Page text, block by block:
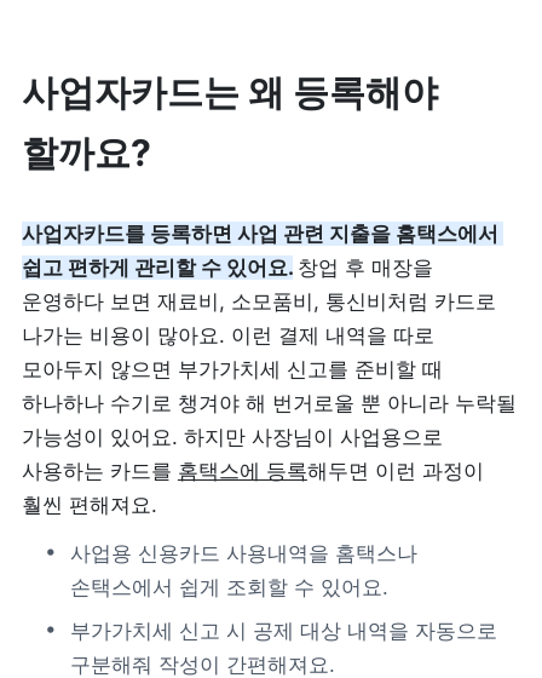
대리점 홈페이지
광고 제휴
고객 지원
상담 받기
제품 도입 문의
사용 중 기능 문의
사업 제휴 문의
포스 무료 다운로드
사업자카드는 왜 등록해야
할까요?
사업자카드를 등록하면 사업 관련 지출을 홈택스에서
쉽고 편하게 관리할 수 있어요. 창업 후 매장을
운영하다 보면 재료비, 소모품비, 통신비처럼 카드로
나가는 비용이 많아요. 이런 결제 내역을 따로
모아두지 않으면 부가가치세 신고를 준비할 때
하나하나 수기로 챙겨야 해 번거로울 뿐 아니라 누락될
가능성이 있어요. 하지만 사장님이 사업용으로
사용하는 카드를 홈택스에 등록해두면 이런 과정이
훨씬 편해져요.
사업용 신용카드 사용내역을 홈택스나
손택스에서 쉽게 조회할 수 있어요.
부가가치세 신고 시 공제 대상 내역을 자동으로
구분해줘 작성이 간편해져요.